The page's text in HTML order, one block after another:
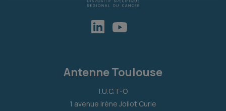
Antenne Toulouse
I.U.C.T-O
1 avenue Irène Joliot Curie